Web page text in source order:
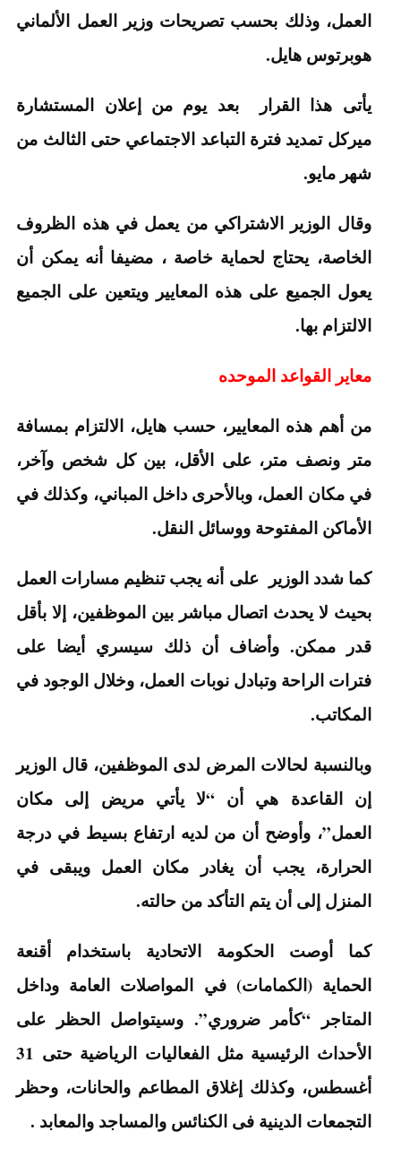
العمل، وذلك بحسب تصريحات وزير العمل الألماني
هوبرتوس هايل.
يأتى هذا القرار بعد يوم من إعلان المستشارة
ميركل تمديد فترة التباعد الاجتماعي حتى الثالث من
شهر مايو.
وقال الوزير الاشتراكي من يعمل في هذه الظروف
الخاصة، يحتاج لحماية خاصة ، مضيفا أنه يمكن أن
يعول الجميع على هذه المعايير ويتعين على الجميع
الالتزام بها.
معاير القواعد الموحده
من أهم هذه المعايير، حسب هايل، الالتزام بمسافة
متر ونصف متر، على الأقل، بين كل شخص وآخر،
في مكان العمل، وبالأحرى داخل المباني، وكذلك في
الأماكن المفتوحة ووسائل النقل.
كما شدد الوزير على أنه يجب تنظيم مسارات العمل
بحيث لا يحدث اتصال مباشر بين الموظفين، إلا بأقل
قدر ممكن. وأضاف أن ذلك سيسري أيضا على
فترات الراحة وتبادل نوبات العمل، وخلال الوجود في
المكاتب.
وبالنسبة لحالات المرض لدى الموظفين، قال الوزير
إن القاعدة هي أن “لا يأتي مريض إلى مكان
العمل”، وأوضح أن من لديه ارتفاع بسيط في درجة
الحرارة، يجب أن يغادر مكان العمل ويبقى في
المنزل إلى أن يتم التأكد من حالته.
كما أوصت الحكومة الاتحادية باستخدام أقنعة
الحماية (الكمامات) في المواصلات العامة وداخل
المتاجر “كأمر ضروري”. وسيتواصل الحظر على
الأحداث الرئيسية مثل الفعاليات الرياضية حتى 31
أغسطس، وكذلك إغلاق المطاعم والحانات، وحظر
التجمعات الدينية فى الكنائس والمساجد والمعابد .